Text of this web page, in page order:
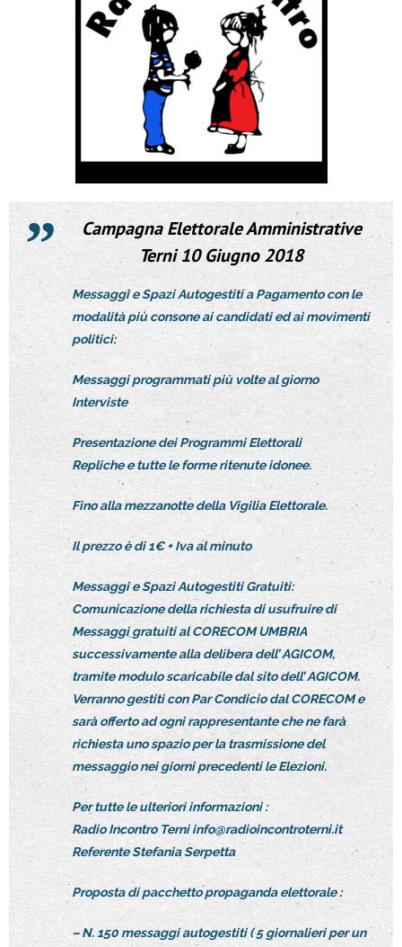
Campagna Elettorale Amministrative
Terni10 Giugno 2018
Messaggi e Spazi Autogestiti a Pagamento con le
modalità più consone ai candidati ed ai movimenti
politici:
Messaggi programmati più volte al giorno
Interviste
Presentazione dei Programmi Elettorali
Repliche e tutte le forme ritenute idonee.
Fino alla mezzanotte della Vigilia Elettorale.
Il prezzo è di 1€ + Iva al minuto
Messaggi e Spazi Autogestiti Gratuiti:
Comunicazione della richiesta di usufruire di
Messaggi gratuiti al CORECOM UMBRIA
successivamente alla delibera dell’ AGICOM,
tramite modulo scaricabile dal sito dell’ AGICOM.
Verranno gestiti con Par Condicio dal CORECOM e
sarà offerto ad ogni rappresentante che ne farà
richiesta uno spazio per la trasmissione del
messaggio nei giorni precedenti le Elezioni.
Per tutte le ulteriori informazioni :
Radio Incontro Terni info@radioincontroterni.it
Referente Stefania Serpetta
Proposta di pacchetto propaganda elettorale :
– N. 150 messaggi autogestiti ( 5 giornalieri per un